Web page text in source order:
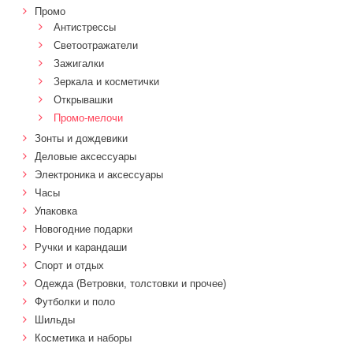
Промо
Антистрессы
Светоотражатели
Зажигалки
Зеркала и косметички
Открывашки
Промо-мелочи
Зонты и дождевики
Деловые аксессуары
Электроника и аксессуары
Часы
Упаковка
Новогодние подарки
Ручки и карандаши
Спорт и отдых
Одежда (Ветровки, толстовки и прочее)
Футболки и поло
Шильды
Косметика и наборы